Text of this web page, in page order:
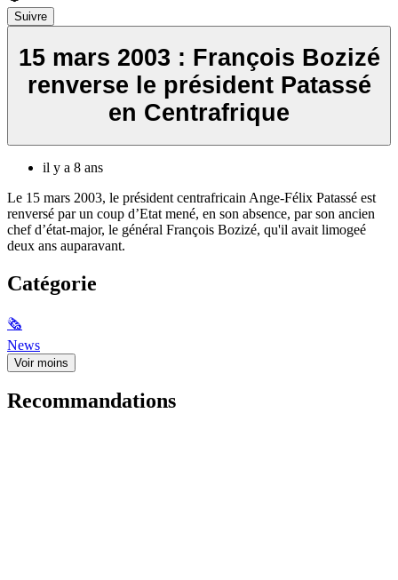
Suivre
15 mars 2003 : François Bozizé
renverse le président Patassé
en Centrafrique
il y a 8 ans
Le 15 mars 2003, le président centrafricain Ange-Félix Patassé est
renversé par un coup d’Etat mené, en son absence, par son ancien
chef d’état-major, le général François Bozizé, qu'il avait limogeé
deux ans auparavant.
Catégorie
🗞
News
Voir moins
Recommandations